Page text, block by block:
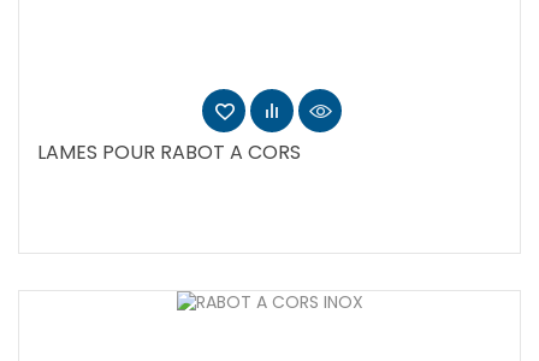
LAMES POUR RABOT A CORS